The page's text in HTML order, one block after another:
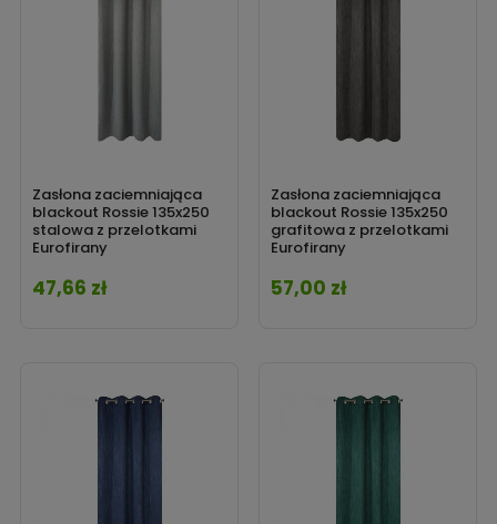
Zasłona zaciemniająca
blackout Rossie 135x250
stalowa z przelotkami
Eurofirany
Cena
47,66 zł
Zasłona zaciemniająca
blackout Rossie 135x250
grafitowa z przelotkami
Eurofirany
Cena
57,00 zł